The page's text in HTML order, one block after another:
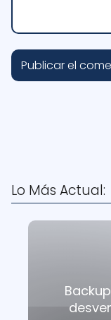
Lo Más Actual: